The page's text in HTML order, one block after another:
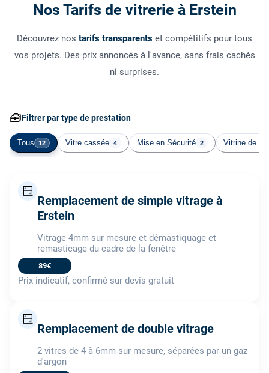
Nos Tarifs de vitrerie à Erstein
Découvrez nos tarifs transparents et compétitifs pour tous
vos projets. Des prix annoncés à l'avance, sans frais cachés
ni surprises.
🧰Filtrer par type de prestation
Tous 12 Vitre cassée 4 Mise en Sécurité 2 Vitrine de
🪟
Remplacement de simple vitrage à
Erstein
Vitrage 4mm sur mesure et démastiquage et
remasticage du cadre de la fenêtre
89€
Prix indicatif, confirmé sur devis gratuit
🪟
Remplacement de double vitrage
2 vitres de 4 à 6mm sur mesure, séparées par un gaz
d'argon